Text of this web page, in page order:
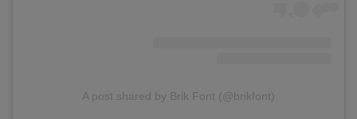
A post shared by Brik Font (@brikfont)